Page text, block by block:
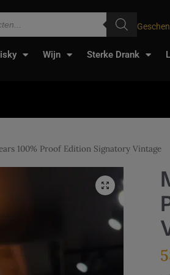
Wijn Sterke Drank
100% Proof Edition Signatory Vintage